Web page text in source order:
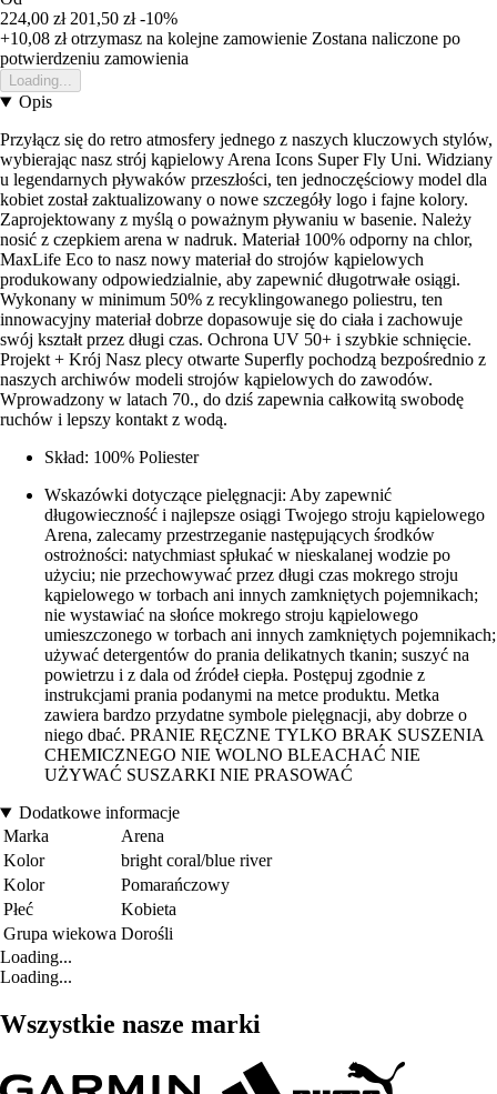
224,00 zł 201,50 zł -10%
+10,08 złotrzymasz na kolejne zamowienie Zostana naliczone po
potwierdzeniu zamowienia
Loading...
Opis
Przyłącz się do retro atmosfery jednego z naszych kluczowych stylów,
wybierając nasz strój kąpielowy Arena Icons Super Fly Uni. Widziany
u legendarnych pływaków przeszłości, ten jednoczęściowy model dla
kobiet został zaktualizowany o nowe szczegóły logo i fajne kolory.
Zaprojektowany z myślą o poważnym pływaniu w basenie. Należy
nosić z czepkiem arena w nadruk. Materiał 100% odporny na chlor,
MaxLife Eco to nasz nowy materiał do strojów kąpielowych
produkowany odpowiedzialnie, aby zapewnić długotrwałe osiągi.
Wykonany w minimum 50% z recyklingowanego poliestru, ten
innowacyjny materiał dobrze dopasowuje się do ciała i zachowuje
swój kształt przez długi czas. Ochrona UV 50+ i szybkie schnięcie.
Projekt + Krój Nasz plecy otwarte Superfly pochodzą bezpośrednio z
naszych archiwów modeli strojów kąpielowych do zawodów.
Wprowadzony w latach 70., do dziś zapewnia całkowitą swobodę
ruchów i lepszy kontakt z wodą.
Skład: 100% Poliester
Wskazówki dotyczące pielęgnacji: Aby zapewnić
długowieczność i najlepsze osiągi Twojego stroju kąpielowego
Arena, zalecamy przestrzeganie następujących środków
ostrożności: natychmiast spłukać w nieskalanej wodzie po
użyciu; nie przechowywać przez długi czas mokrego stroju
kąpielowego w torbach ani innych zamkniętych pojemnikach;
nie wystawiać na słońce mokrego stroju kąpielowego
umieszczonego w torbach ani innych zamkniętych pojemnikach;
używać detergentów do prania delikatnych tkanin; suszyć na
powietrzu i z dala od źródeł ciepła. Postępuj zgodnie z
instrukcjami prania podanymi na metce produktu. Metka
zawiera bardzo przydatne symbole pielęgnacji, aby dobrze o
niego dbać. PRANIE RĘCZNE TYLKO BRAK SUSZENIA
CHEMICZNEGO NIE WOLNO BLEACHAĆ NIE
UŻYWAĆ SUSZARKI NIE PRASOWAĆ
Dodatkowe informacje
Marka
Arena
Kolor
bright coral/blue river
Kolor
Pomarańczowy
Płeć
Kobieta
Grupa wiekowa Dorośli
Loading...
Loading...
Wszystkie nasze marki